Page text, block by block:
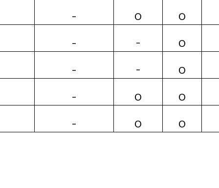
- O O
- - O
- - O
- O O
- O O